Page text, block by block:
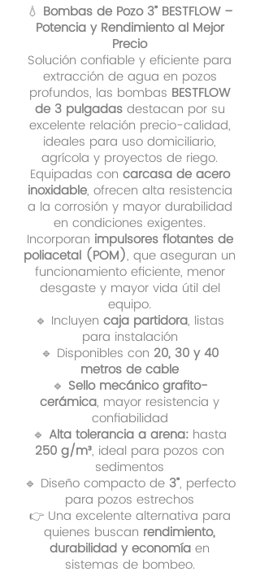
💧 Bombas de Pozo 3” BESTFLOW –
Potencia y Rendimiento al Mejor
Precio
Solución confiable y eficiente para
extracción de agua en pozos
profundos, las bombas BESTFLOW
de 3 pulgadasdestacan por su
excelente relación precio-calidad,
ideales para uso domiciliario,
agrícola y proyectos de riego.
Equipadas con carcasa de acero
inoxidable, ofrecen alta resistencia
a la corrosión y mayor durabilidad
en condiciones exigentes.
Incorporan impulsores flotantes de
poliacetal (POM), que aseguran un
funcionamiento eficiente, menor
desgaste y mayor vida útil del
equipo.
🔹 Incluyen caja partidora, listas
para instalación
🔹 Disponibles con 20, 30 y 40
metros de cable
🔹 Sello mecánico grafito-
cerámica, mayor resistencia y
confiabilidad
🔹 Alta tolerancia a arena: hasta
250 g/m³, ideal para pozos con
sedimentos
🔹 Diseño compacto de 3”, perfecto
para pozos estrechos
👉 Una excelente alternativa para
quienes buscan rendimiento,
durabilidad y economía en
sistemas de bombeo.